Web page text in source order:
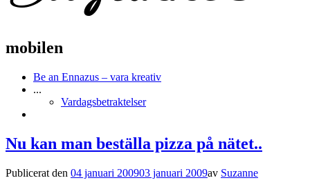
mobilen
Be an Ennazus – vara kreativ
...
Vardagsbetraktelser
Nu kan man beställa pizza på nätet..
Publicerat den 04 januari 200903 januari 2009av Suzanne